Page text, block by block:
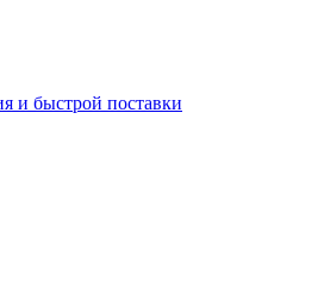
и быстрой поставки